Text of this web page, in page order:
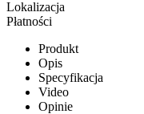
Lokalizacja
Płatności
Produkt
Opis
Specyfikacja
Video
Opinie